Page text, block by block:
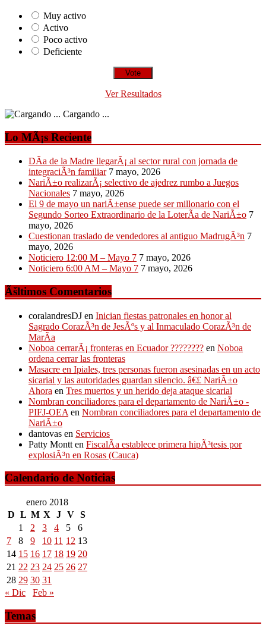
Muy activo
Activo
Poco activo
Deficiente
Ver Resultados
Cargando ...
Lo MÃ¡s Reciente
DÃ­a de la Madre llegarÃ¡ al sector rural con jornada de
integraciÃ³n familiar 7 mayo, 2026
NariÃ±o realizarÃ¡ selectivo de ajedrez rumbo a Juegos
Nacionales 7 mayo, 2026
El 9 de mayo un nariÃ±ense puede ser millonario con el
Segundo Sorteo Extraordinario de la LoterÃ­a de NariÃ±o 7
mayo, 2026
Cuestionan traslado de vendedores al antiguo MadrugÃ³n 7
mayo, 2026
Noticiero 12:00 M – Mayo 7 7 mayo, 2026
Noticiero 6:00 AM – Mayo 7 7 mayo, 2026
Ãšltimos Comentarios
coralandresDJ en Inician fiestas patronales en honor al
Sagrado CorazÃ³n de JesÃºs y al Inmaculado CorazÃ³n de
MarÃ­a
Noboa cerrarÃ¡ fronteras en Ecuador ???????? en Noboa
ordena cerrar las fronteras
Masacre en Ipiales, tres personas fueron asesinadas en un acto
sicarial y las autoridades guardan silencio. â€£ NariÃ±o
Ahora en Tres muertos y un herido deja ataque sicarial
Nombran conciliadores para el departamento de NariÃ±o -
PIFJ-OEA en Nombran conciliadores para el departamento de
NariÃ±o
dantovas en Servicios
Patty Montt en FiscalÃ­a establece primera hipÃ³tesis por
explosiÃ³n en Rosas (Cauca)
Calendario de Noticias
enero 2018
D L M X J V S
1
2 3 4 5
6
7
8 9 10 11 12 13
14 15 16 17 18 19 20
21 22 23 24 25 26 27
28 29 30 31
« Dic
Feb »
Temas